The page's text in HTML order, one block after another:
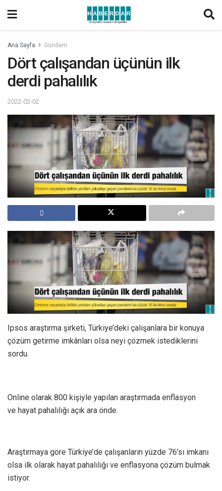
Ana Sayfa Gündem
Dört çalışandan üçünün ilk
derdi pahalılık
2022-02-02
Ipsos araştırma şirketi, Türkiye’deki çalışanlara bir konuya
çözüm getirme imkânları olsa neyi çözmek istediklerini
sordu.
Online olarak 800 kişiyle yapılan araştırmada enflasyon
ve hayat pahalılığı açık ara önde.
Araştırmaya göre Türkiye’de çalışanların yüzde 76’sı imkanı
olsa ilk olarak hayat pahalılığı ve enflasyona çözüm bulmak
istiyor.